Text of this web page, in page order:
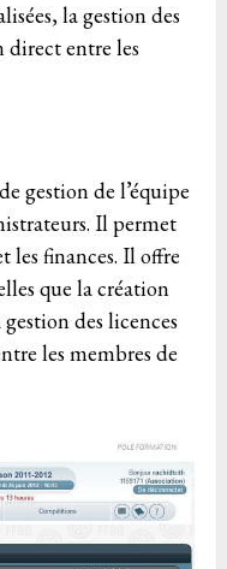
la gestion des
direct entre les
gestion de l’équipe
Il permet
les finances. Il offre
que la création
des licences
les membres de